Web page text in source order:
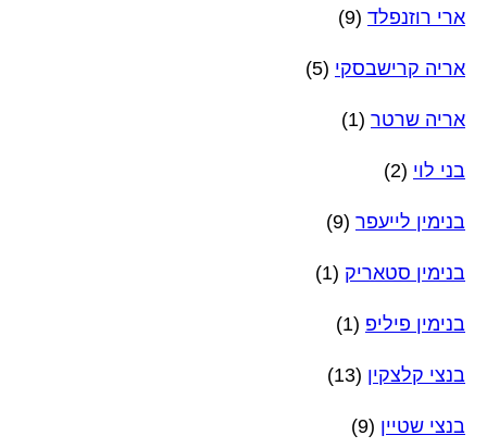
ארי רוזנפלד (9)
אריה קרישבסקי (5)
אריה שרטר (1)
בני לוי (2)
בנימין לייעפר (9)
בנימין סטאריק (1)
בנימין פיליפ (1)
בנצי קלצקין (13)
בנצי שטיין (9)